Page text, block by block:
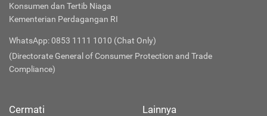
Konsumen dan Tertib Niaga
Kementerian Perdagangan RI
WhatsApp: 0853 1111 1010 (Chat Only)
(Directorate General of Consumer Protection and Trade
Compliance)
Cermati Lainnya